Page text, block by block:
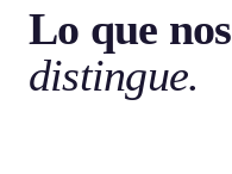
Lo que nos
distingue.